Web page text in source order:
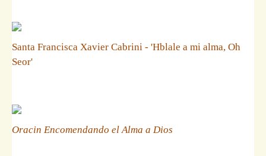
Santa Francisca Xavier Cabrini - 'Hblale a mi alma, Oh
Seor'
Oracin Encomendando el Alma a Dios